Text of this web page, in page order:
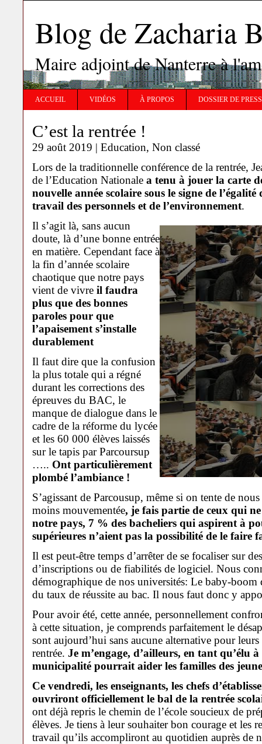
Blog de Zacharia
Maire adjoint de Nanterre à
ACCUEIL VIDÉOS À PROPOS DOSSIER DE
C’est la rentrée !
29 août 2019 | Education, Non classé
Lors de la traditionnelle conférence de la rentrée,
de l’Education Nationale a tenu à jouer la carte
nouvelle année scolaire sous le signe de
travail des personnels et de l’environnement.
Il s’agit là, sans aucun
doute, là d’une bonne entrée
en matière. Cependant face à
la fin d’année scolaire
chaotique que notre pays
vient de vivre il faudra
plus que des bonnes
paroles pour que
l’apaisement s’installe
durablement
Il faut dire que la confusion
la plus totale qui a régné
durant les corrections des
épreuves du BAC, le
manque de dialogue dans le
cadre de la réforme du lycée
et les 60 000 élèves laissés
sur le tapis par Parcoursup
….. Ont particulièrement
plombé l’ambiance !
S’agissant de Parcousup, même si on tente de
moins mouvementée, je fais partie de ceux qui
notre pays, 7 % des bacheliers qui aspirent à
supérieures n’aient pas la possibilité de le faire
Il est peut-être temps d’arrêter de se focaliser sur
d’inscriptions ou de fiabilités de logiciel. Nous
démographique de nos universités: Le baby-boom
du taux de réussite au bac. Il nous faut donc y
Pour avoir été, cette année, personnellement
à cette situation, je comprends parfaitement le
sont aujourd’hui sans aucune alternative pour
rentrée. Je m’engage, d’ailleurs, en tant qu’élu
municipalité pourrait aider les familles des
Ce vendredi, les enseignants, les chefs
ouvriront officiellement le bal de la rentrée
ont déjà repris le chemin de l’école soucieux de
élèves. Je tiens à leur souhaiter bon courage et les
travail qu’ils accompliront au quotidien auprès de